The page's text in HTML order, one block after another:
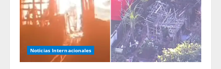
Noticias Internacionales